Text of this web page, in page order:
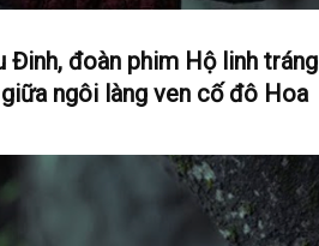
Đinh, đoàn phim Hộ linh tráng
ngôi làng ven cố đô Hoa